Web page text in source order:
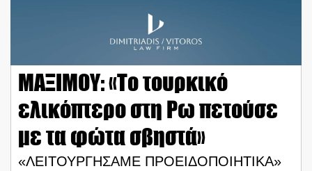
ΜΑΞΙΜΟΥ: «Το τουρκικό
ελικόπτερο στη Ρω πετούσε
με τα φώτα σβηστά»
«ΛΕΙΤΟΥΡΓΗΣΑΜΕ ΠΡΟΕΙΔΟΠΟΙΗΤΙΚΑ»